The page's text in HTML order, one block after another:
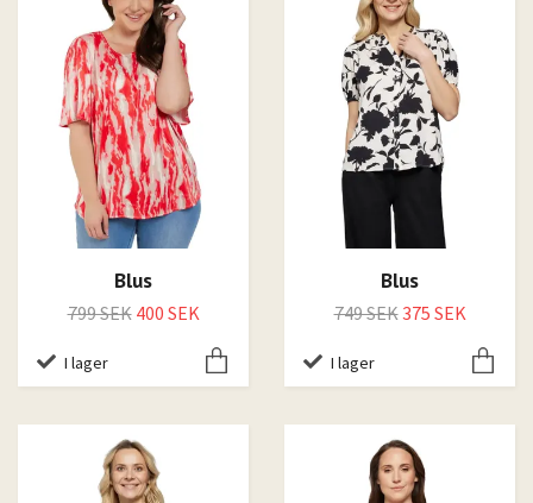
Blus
799 SEK 400 SEK
I lager
Blus
749 SEK375 SEK
I lager